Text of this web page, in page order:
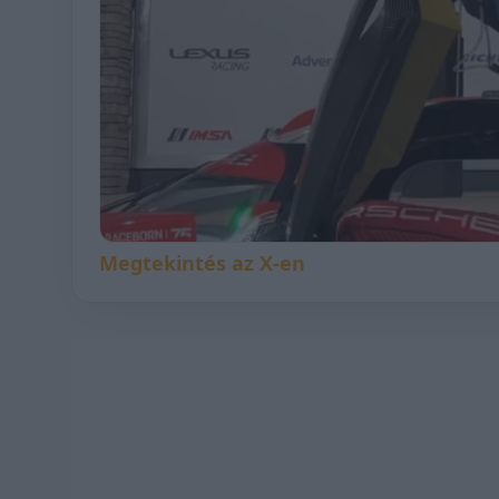
Megtekintés az X-en